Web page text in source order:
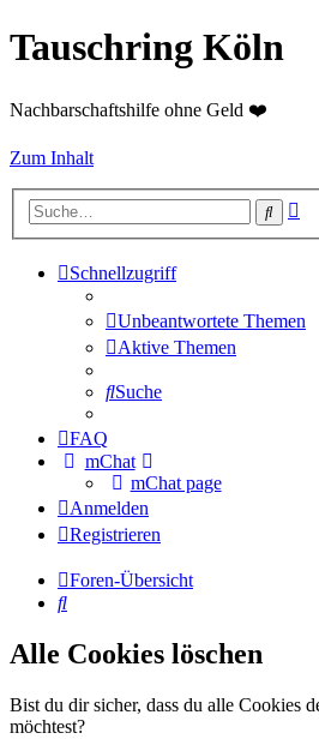
Tauschring Köln
Nachbarschaftshilfe ohne Geld ❤️
Zum Inhalt
Suche
Schnellzugriff
Unbeantwortete Themen
Aktive Themen
Suche
FAQ
mChat
mChat page
Anmelden
Registrieren
Foren-Übersicht
Suche
Alle Cookies löschen
Bist du dir sicher, dass du alle Cookies
möchtest?